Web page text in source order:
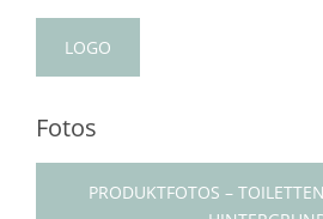
LOGO
Fotos
PRODUKTFOTOS –